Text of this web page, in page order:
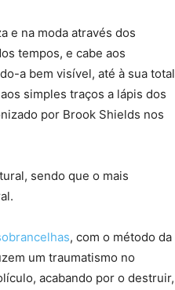
e na moda através dos
tempos, e cabe aos
a bem visível, até à sua total
simples traços a lápis dos
por Brook Shields nos
sendo que o mais
, com o método da
um traumatismo no
acabando por o destruir,